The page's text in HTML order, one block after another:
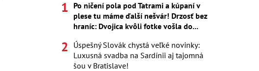
Po ničení pola pod Tatrami a kúpaní v
plese tu máme ďalší nešvár! Drzosť bez
hraníc: Dvojica kvôli fotke vošla do...
Úspešný Slovák chystá veľké novinky:
Luxusná svadba na Sardínii aj tajomná
šou v Bratislave!